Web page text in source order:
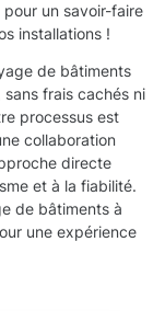
un savoir-faire
installations !
de bâtiments
frais cachés ni
processus est
collaboration
directe
et à la fiabilité.
de bâtiments à
une expérience